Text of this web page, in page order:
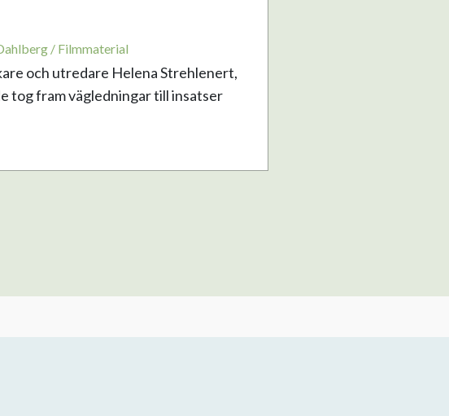
/ Filmmaterial
och utredare Helena Strehlenert,
tog fram vägledningar till insatser